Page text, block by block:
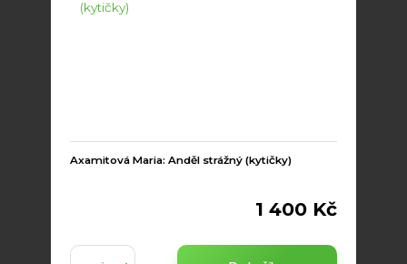
Axamitová Maria: Anděl strážný (kytičky)
1 400 Kč